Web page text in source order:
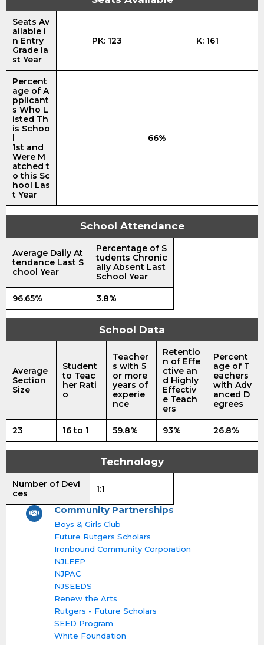
Seats Av
ailable i
n Entry
Grade la
st Year
PK: 123 K: 161
Percent
age of A
pplicant
s Who L
isted Th
is Schoo
l
1st and
Were M
atched t
o this Sc
hool Las
t Year
66%
School Attendance
Average Daily At
tendance Last S
chool Year
Percentage of S
tudents Chronic
ally Absent Last
School Year
96.65% 3.8%
School Data
Average
Section
Size
Student
to Teac
her Rati
o
Teacher
s with 5
or more
years of
experie
nce
Retentio
n of Effe
ctive an
d Highly
Effectiv
e Teach
ers
Percent
age of T
eachers
with Adv
anced D
egrees
23 16 to 1 59.8% 93% 26.8%
Technology
Number of Devi
ces
1:1
Community Partnerships
Boys & Girls Club
Future Rutgers Scholars
Ironbound Community Corporation
NJLEEP
NJPAC
NJSEEDS
Renew the Arts
Rutgers - Future Scholars
SEED Program
White Foundation